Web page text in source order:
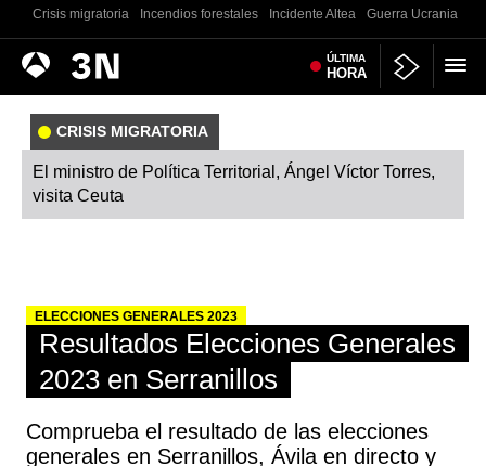
Crisis migratoria Incendios forestales Incidente Altea Guerra Ucrania
Antena
3
Noticias ÚLTIMA
HORA
CRISIS MIGRATORIA
El ministro de Política Territorial, Ángel Víctor Torres,
visita Ceuta
ELECCIONES GENERALES 2023
Resultados Elecciones Generales
2023 en Serranillos
Comprueba el resultado de las elecciones
generales en Serranillos, Ávila en directo y